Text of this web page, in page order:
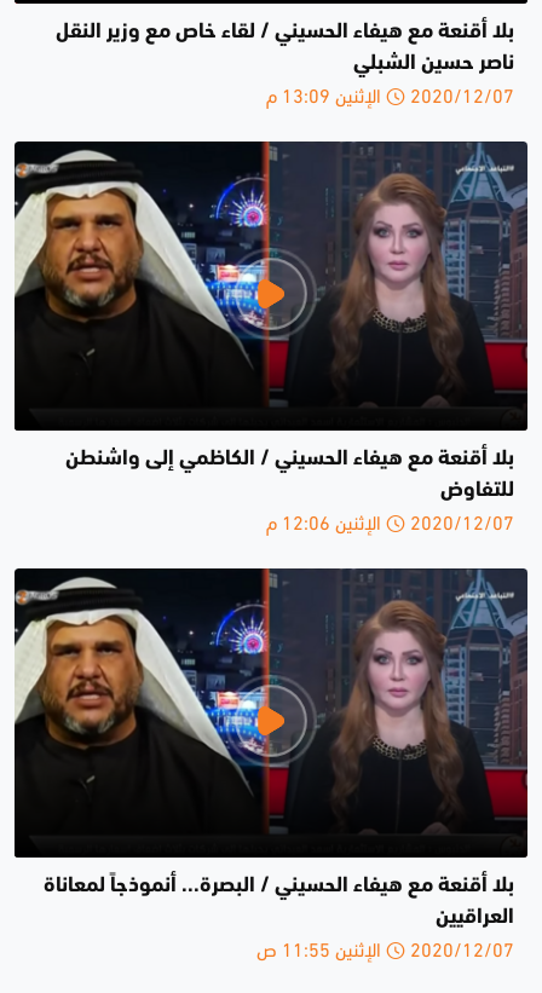
بلا أقنعة مع هيفاء الحسيني / لقاء خاص مع وزير النقل
ناصر حسين الشبلي
2020/12/07 الإثنين 13:09 م
بلا أقنعة مع هيفاء الحسيني / الكاظمي إلى واشنطن
للتفاوض
2020/12/07 الإثنين 12:06 م
بلا أقنعة مع هيفاء الحسيني / البصرة... أنموذجاً لمعاناة
العراقيين
2020/12/07 الإثنين 11:55 ص